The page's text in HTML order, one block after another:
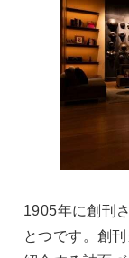
1905年に創刊
とつです。創